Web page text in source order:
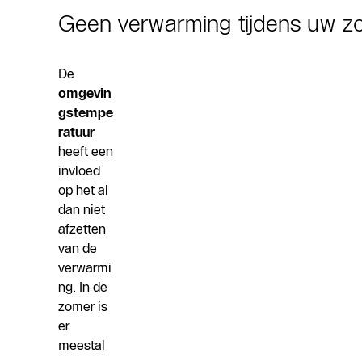
Geen verwarming tijdens uw
De
omgevin
gstempe
ratuur
heeft een
invloed
op het al
dan niet
afzetten
van de
verwarmi
ng. In de
zomer is
er
meestal